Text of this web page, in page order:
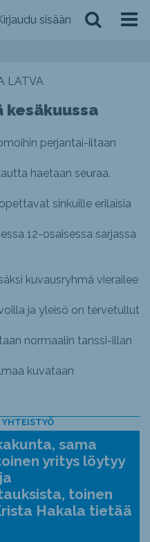
sisään
LATVA
kesäkuussa
perjantai-iltaan
haetaan seuraa.
sinkuille erilaisia
12-osaisessa sarjassa
kuvausryhmä vierailee
ja yleisö on tervetullut
normaalin tanssi-illan
kuvataan
sama
yritys löytyy
toinen
Hakala tietää